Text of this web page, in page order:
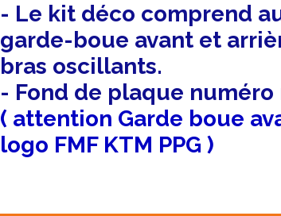
- Le kit déco comprend
garde-boue avant et
bras oscillants.
- Fond de plaque
( attention Garde boue
logo FMF KTM PPG )